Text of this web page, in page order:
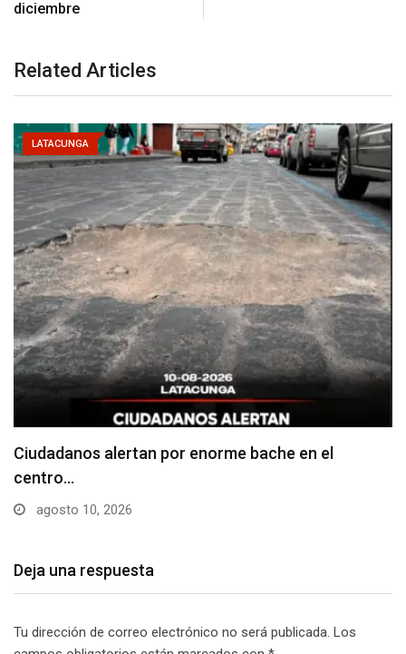
diciembre
Related Articles
LATACUNGA
Denuncian falta de señalización en zonas de
estacionamiento…
agosto 10, 2026
Deja una respuesta
Tu dirección de correo electrónico no será publicada. Los